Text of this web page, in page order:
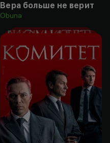
Вера больше не верит
Obuna